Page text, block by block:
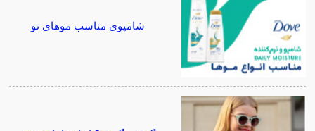
شامپوی مناسب موهای تو